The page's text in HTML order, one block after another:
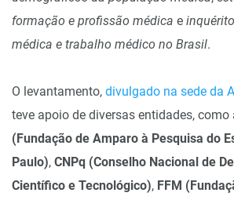
formação e profissão médica e
médica e trabalho médico no Brasil.
O levantamento, divulgado na sede da
teve apoio de diversas entidades, como
(Fundação de Amparo à Pesquisa do
Paulo), CNPq (Conselho Nacional de
Científico e Tecnológico), FFM